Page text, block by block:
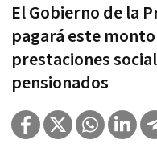
El Gobierno de la
pagará este
prestaciones
pensionados